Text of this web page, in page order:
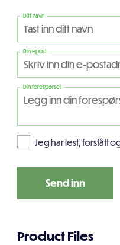
Ditt navn
Din epost
Din forespørsel
Jeg har lest, forstått
Product Files